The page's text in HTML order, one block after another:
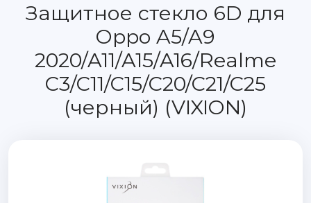
Защитное стекло 6D для
Oppo A5/A9
2020/A11/A15/A16/Realme
C3/C11/C15/C20/C21/C25
(черный) (VIXION)